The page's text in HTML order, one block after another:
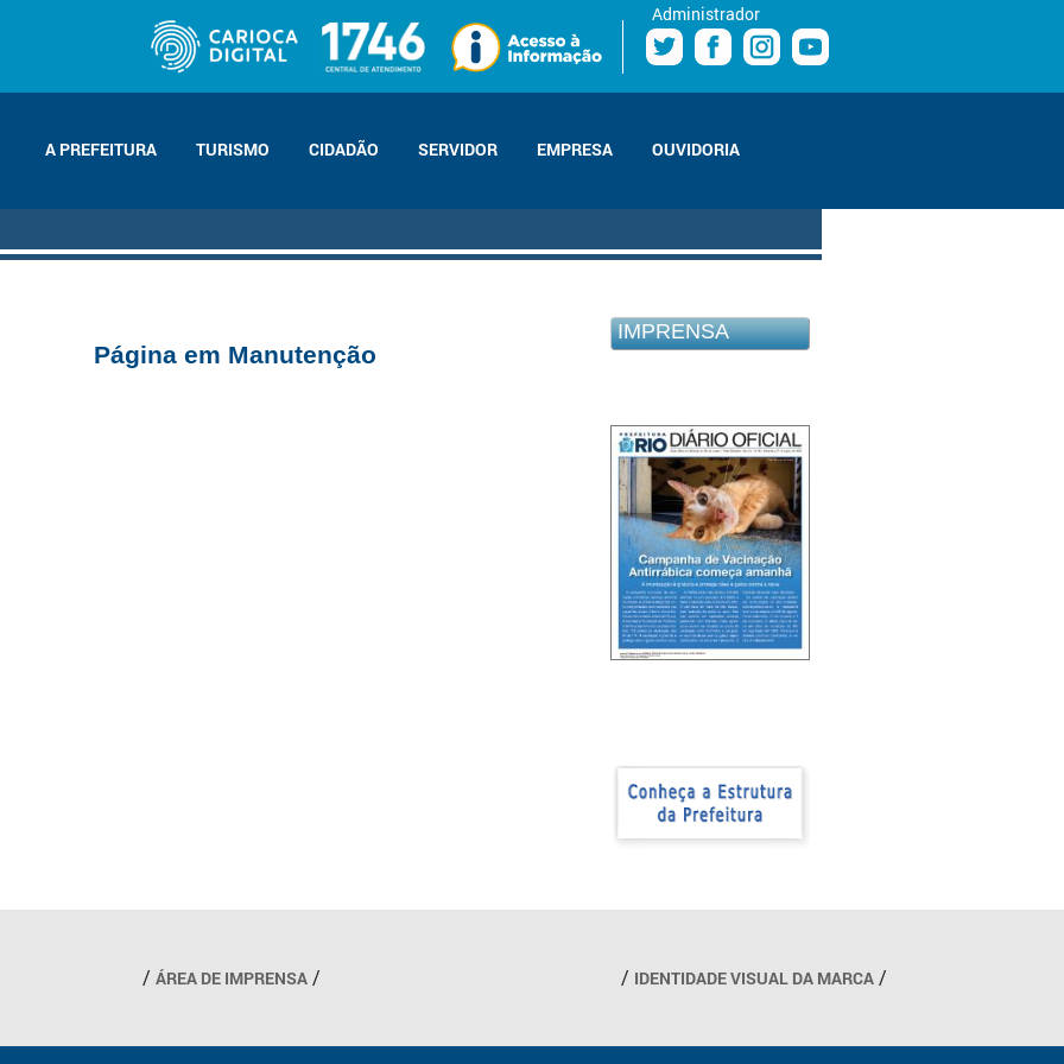
Administrador
A PREFEITURA TURISMO CIDADÃO SERVIDOR EMPRESA OUVIDORIA
Página em Manutenção
IMPRENSA
ÁREA DE IMPRENSA IDENTIDADE VISUAL DA MARCA